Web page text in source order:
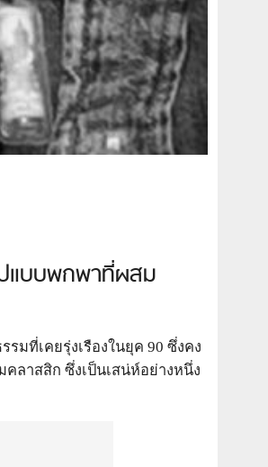
แบบพกพาที่ผสม
มที่เคยรุ่งเรืองในยุค 90 ซึ่งคง
ลาสสิก ซึ่งเป็นเสน่ห์อย่างหนึ่ง